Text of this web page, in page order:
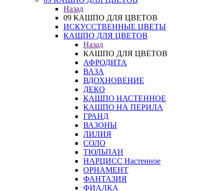
Назад
09 КАШПО ДЛЯ ЦВЕТОВ
ИСКУССТВЕННЫЕ ЦВЕТЫ
КАШПО ДЛЯ ЦВЕТОВ
Назад
КАШПО ДЛЯ ЦВЕТОВ
АФРОДИТА
ВАЗА
ВДОХНОВЕНИЕ
ДЕКО
КАШПО НАСТЕННОЕ
КАШПО НА ПЕРИЛА
ГРАНД
ВАЗОНЫ
ЛИЛИЯ
СОЛО
ТЮЛЬПАН
НАРЦИСС Настенное
ОРНАМЕНТ
ФАНТАЗИЯ
ФИАЛКА